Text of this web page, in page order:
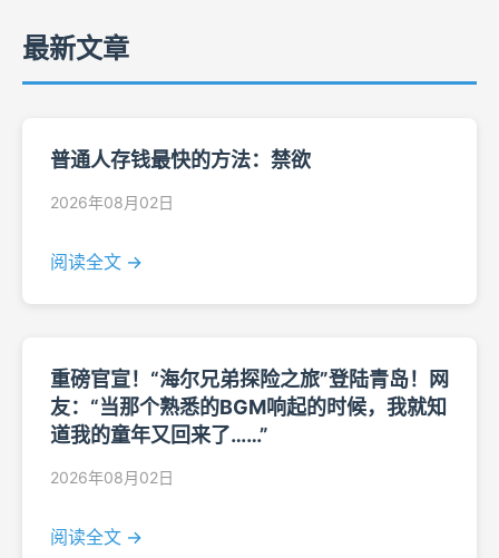
最新文章
普通人存钱最快的方法：禁欲
2026年08月02日
阅读全文 →
重磅官宣！“海尔兄弟探险之旅”登陆青岛！网
友：“当那个熟悉的BGM响起的时候，我就知
道我的童年又回来了……”
2026年08月02日
阅读全文 →